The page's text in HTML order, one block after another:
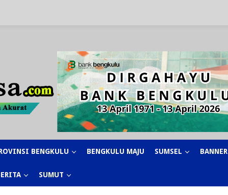
BENGKULU BENGKULU MAJU SUMSEL BANNER
SUMUT